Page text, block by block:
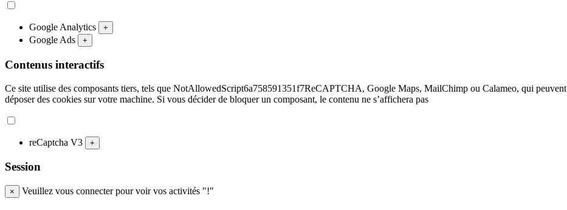
Google Analytics +
Google Ads +
Contenus interactifs
Ce site utilise des composants tiers, tels que NotAllowedScript6a758591351f7ReCAPTCHA, Google Maps, MailChimp ou Calameo, qui peuvent
déposer des cookies sur votre machine. Si vous décider de bloquer un composant, le contenu ne s’affichera pas
reCaptcha V3 +
Session
× Veuillez vous connecter pour voir vos activités "!"